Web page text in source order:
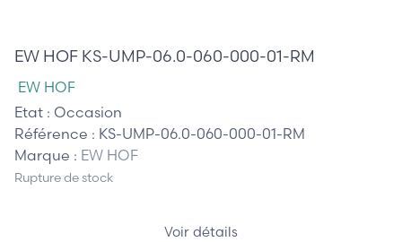
EW HOF KS-UMP-06.0-060-000-01-RM
EW HOF
Etat : Occasion
Référence : KS-UMP-06.0-060-000-01-RM
Marque : EW HOF
Rupture de stock
Voir détails